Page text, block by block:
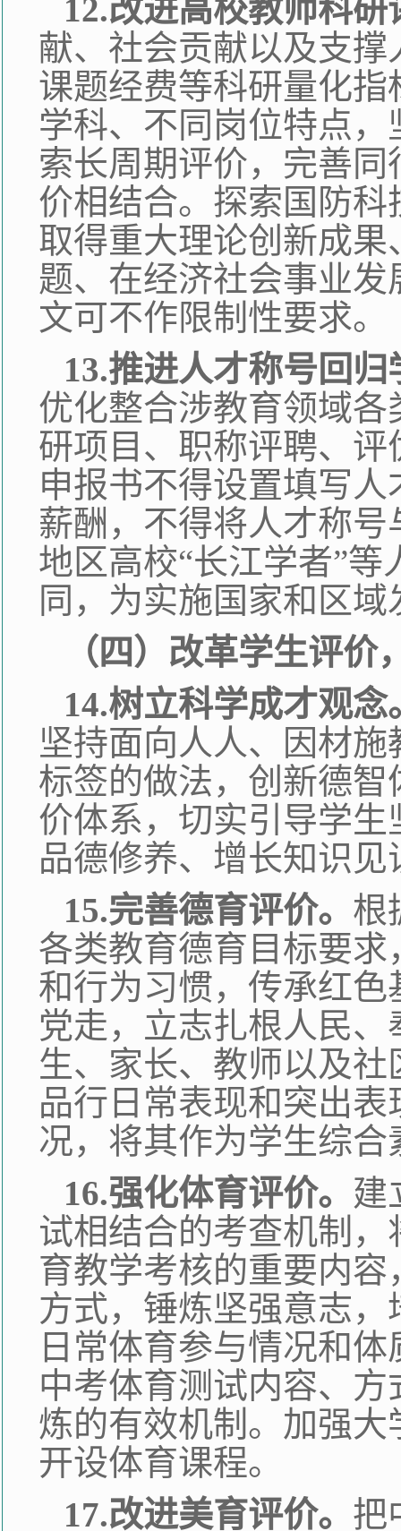
12.改进高校教师科研
献、社会贡献以及支
课题经费等科研量化
学科、不同岗位特点
索长周期评价，完善
价相结合。探索国防
取得重大理论创新成
题、在经济社会事业
文可不作限制性要求。
13.推进人才称号回
优化整合涉教育领域
研项目、职称评聘、
申报书不得设置填写
薪酬，不得将人才称
地区高校“长江学者”
同，为实施国家和区
（四）改革学生评
14.树立科学成才观念
坚持面向人人、因材
标签的做法，创新德
价体系，切实引导学
品德修养、增长知识
15.完善德育评价。 根
各类教育德育目标要
和行为习惯，传承红色
党走，立志扎根人民
生、家长、教师以及
品行日常表现和突出
况，将其作为学生综
16.强化体育评价。 建
试相结合的考查机制
育教学考核的重要内
方式，锤炼坚强意志
日常体育参与情况和
中考体育测试内容、
炼的有效机制。加强
开设体育课程。
17.改进美育评价。 把